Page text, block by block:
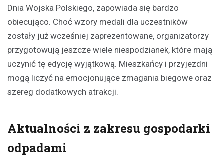
Dnia Wojska Polskiego, zapowiada się bardzo
obiecująco. Choć wzory medali dla uczestników
zostały już wcześniej zaprezentowane, organizatorzy
przygotowują jeszcze wiele niespodzianek, które mają
uczynić tę edycję wyjątkową. Mieszkańcy i przyjezdni
mogą liczyć na emocjonujące zmagania biegowe oraz
szereg dodatkowych atrakcji.
Aktualności z zakresu gospodarki
odpadami